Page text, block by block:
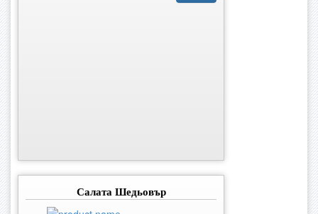
Салата Шедьовър